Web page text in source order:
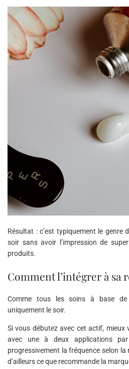
Résultat : c’est typiquement le genre
soir sans avoir l’impression de
produits.
Comment l’intégrer à sa
Comme tous les soins à base de
uniquement le soir.
Si vous débutez avec cet actif, mieux
avec une à deux applications
progressivement la fréquence selon la
d’ailleurs ce que recommande la